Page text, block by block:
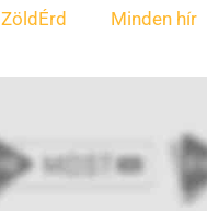
ZöldÉrd Minden hír